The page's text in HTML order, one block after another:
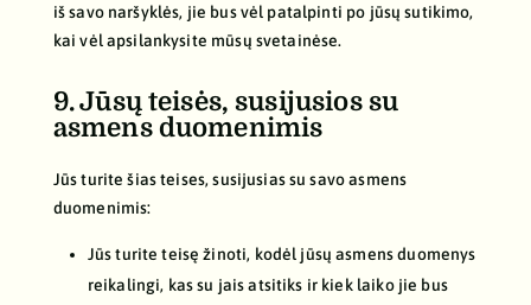
iš savo naršyklės, jie bus vėl patalpinti po jūsų sutikimo,
kai vėl apsilankysite mūsų svetainėse.
9. Jūsų teisės, susijusios su
asmens duomenimis
Jūs turite šias teises, susijusias su savo asmens
duomenimis:
Jūs turite teisę žinoti, kodėl jūsų asmens duomenys
reikalingi, kas su jais atsitiks ir kiek laiko jie bus